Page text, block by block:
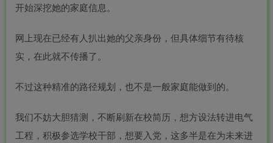
开始深挖她的家庭信息。
网上现在已经有人扒出她的父亲身份，但具体细节有待核
实，在此就不传播了。
不过这种精准的路径规划，也不是一般家庭能做到的。
我们不妨大胆猜测，不断刷新在校简历，想方设法转进电气
工程，积极参选学校干部，想要入党，这多半是在为未来进